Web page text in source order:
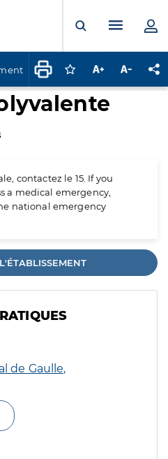
Ouvrir laMenu
Connectez-vous
Augmenter la
contactez le 15. If you
a medical emergency,
national emergency
de Gaulle,